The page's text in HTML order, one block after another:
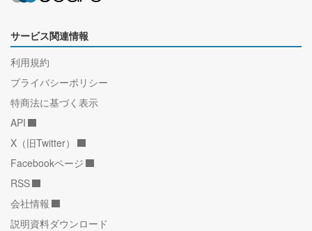
サービス関連情報
利用規約
プライバシーポリシー
特商法に基づく表示
API
X（旧Twitter）
Facebookページ
RSS
会社情報
説明資料ダウンロード